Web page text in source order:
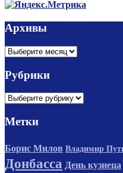
Архивы
Архивы
Рубрики
Рубрики
Метки
Борис Милов Владимир
Донбасса День кузнеца